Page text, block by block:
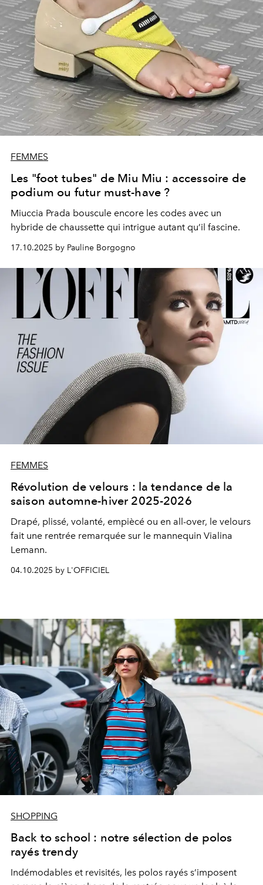
FEMMES
Les "foot tubes" de Miu Miu : accessoire de
podium ou futur must-have ?
Miuccia Prada bouscule encore les codes avec un
hybride de chaussette qui intrigue autant qu’il fascine.
17.10.2025 by Pauline Borgogno
FEMMES
Révolution de velours : la tendance de la
saison automne-hiver 2025-2026
Drapé, plissé, volanté, empiècé ou en all-over, le velours
fait une rentrée remarquée sur le mannequin Vialina
Lemann.
04.10.2025 by L'OFFICIEL
SHOPPING
Back to school : notre sélection de polos
rayés trendy
Indémodables et revisités, les polos rayés s’imposent